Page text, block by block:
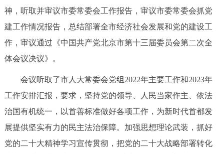
政务服务
个人服务 法人服务 部门服务
便民服务
中介服务 阳光政务
政民互动
12345网上接诉即办 我要咨询 我要建议
神，听取并审议市委常委会工作报告，审议市委常委会抓党
建工作情况报告，总结部署全市经济社会发展和党的建设工
作，审议通过《中国共产党北京市第十三届委员会第二次全
体会议决议》。
会议听取了市人大常委会党组2022年主要工作和2023年
工作安排汇报，要求，坚持党的领导、人民当家作主、依法
治国有机统一，以首善标准做好各项工作，为新时代首都发
展提供坚实有力的民主法治保障。加强思想理论武装，抓好
党的二十大精神学习宣传贯彻，把党的二十大战略部署转化